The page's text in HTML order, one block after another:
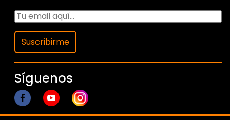
Suscribirme
Síguenos